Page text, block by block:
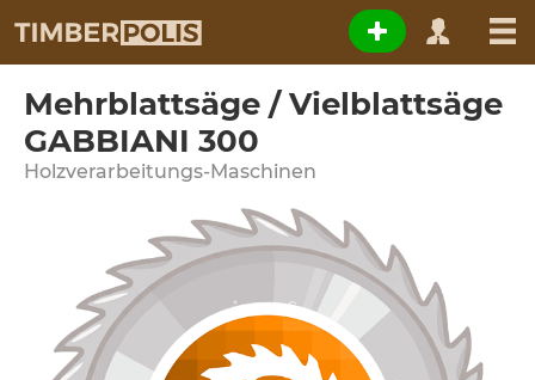
Mehrblattsäge / Vielblattsäge
GABBIANI 300
Holzverarbeitungs-Maschinen